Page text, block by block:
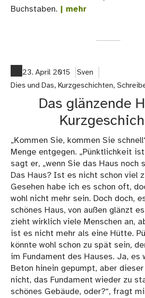
Buchstaben. | mehr
23. April 2015
Sven
Dies und Das, Kurzgeschichten,
Das glänzende
„Kommen Sie, kommen Sie
Menge entgegen. „Pünktlichkeit
sagt er, „wenn Sie das Haus noch
Das Haus? Ist es nicht schon viel
Gesehen habe ich es schon oft,
wohl nicht mehr sein. Doch doch,
schönes Haus, von außen glänzt
zieht wirklich viele Menschen an,
ist es nicht mehr als eine Hütte.
könnte wohl schon zu spät sein,
im Fundament des Hauses. Ja, es
Beton hinein gepumpt, aber
nicht, das Fundament wieder zu
schönes Gebäude, oder?“, fragt